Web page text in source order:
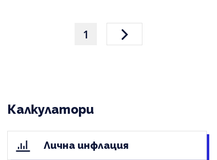
1
Калкулатори
Лична инфлация